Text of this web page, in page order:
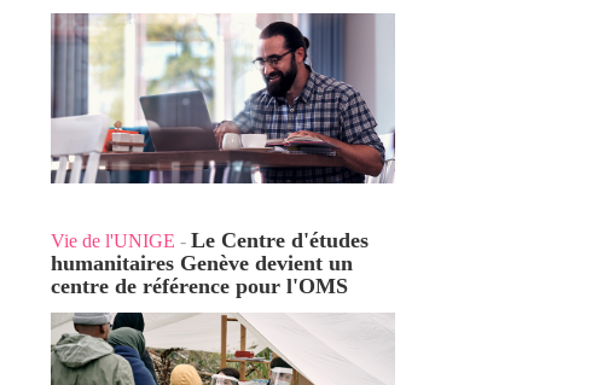
Vie de l'UNIGE - Le Centre d'études
humanitaires Genève devient un
centre de référence pour l'OMS